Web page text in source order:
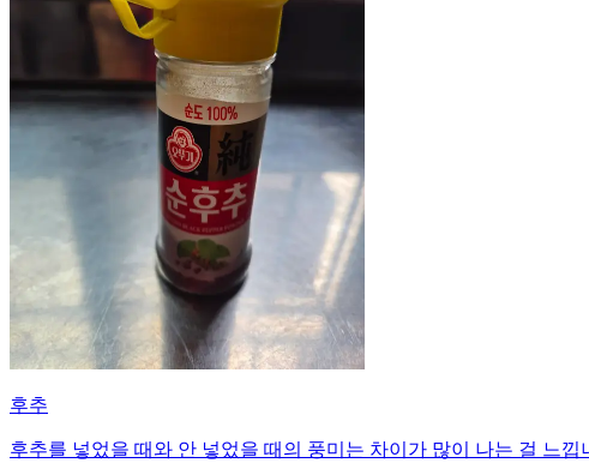
후추
후추를 넣었을 때와 안 넣었을 때의 풍미는 차이가 많이 나는 걸 느